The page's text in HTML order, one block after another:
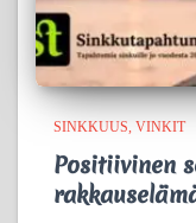
SINKKUUS VINKIT
Positiivinen